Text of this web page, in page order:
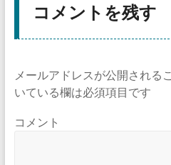
コメントを残す
メールアドレスが公開される
いている欄は必須項目です
コメント